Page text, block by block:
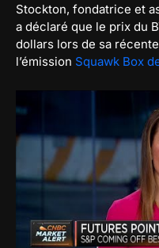
Stockton, fondatrice et
a déclaré que le prix du
dollars lors de sa
l’émission Squawk Box